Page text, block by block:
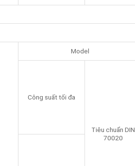
Model
Công suất tối đa
Tiêu chuẩn DIN
70020